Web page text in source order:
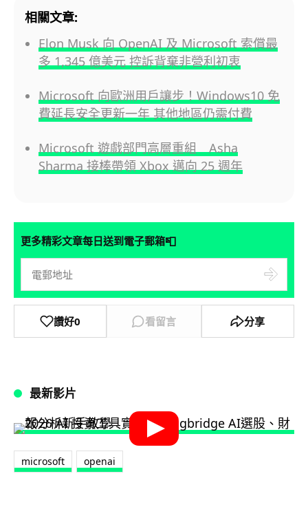
相關文章:
Elon Musk 向 OpenAI 及 Microsoft 索償最
多 1,345 億美元 控訴背棄非營利初衷
Microsoft 向歐洲用戶讓步！Windows10 免
費延長安全更新一年 其他地區仍需付費
Microsoft 遊戲部門高層重組 Asha
Sharma 接棒帶領 Xbox 邁向 25 週年
更多精彩文章每日送到電子郵箱📮
讚好0 看留言 分享
最新影片
microsoft openai